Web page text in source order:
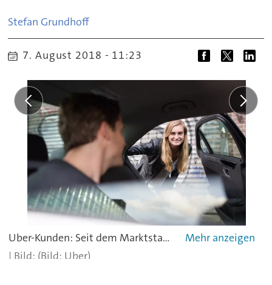
Stefan Grundhoff
7. August 2018 - 11:23
Uber-Kunden: Seit dem Marktstart gab es weltweit immer wieder Diskussionen um den Fahrdienstvermittler.
(Bild: Uber)